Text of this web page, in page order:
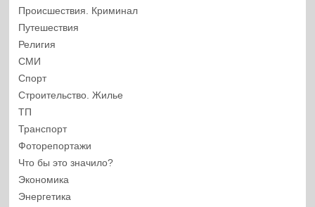
Происшествия. Криминал
Путешествия
Религия
СМИ
Спорт
Строительство. Жилье
ТП
Транспорт
Фоторепортажи
Что бы это значило?
Экономика
Энергетика